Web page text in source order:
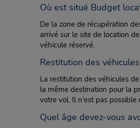
Où est situé Budget
De la zone de récupération
arrivé sur le site de location
véhicule réservé.
Restitution des
La restitution des véhicules
la même destination pour la
votre vol. Il n'est pas possible
Quel âge devez-vous